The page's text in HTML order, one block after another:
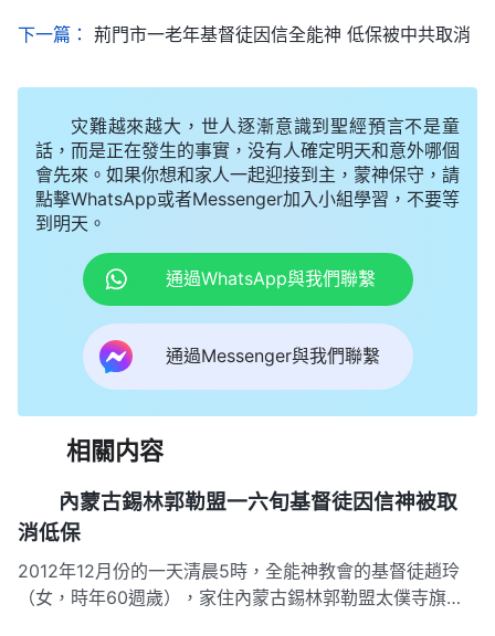
下一篇： 荊門市一老年基督徒因信全能神 低保被中共取消
灾難越來越大，世人逐漸意識到聖經預言不是童
話，而是正在發生的事實，没有人確定明天和意外哪個
會先來。如果你想和家人一起迎接到主，蒙神保守，請
點擊WhatsApp或者Messenger加入小組學習，不要等
到明天。
通過WhatsApp與我們聯繫
通過Messenger與我們聯繫
相關内容
內蒙古錫林郭勒盟一六旬基督徒因信神被取
消低保
2012年12月份的一天清晨5時，全能神教會的基督徒趙玲
（女，時年60週歲），家住內蒙古錫林郭勒盟太僕寺旗，